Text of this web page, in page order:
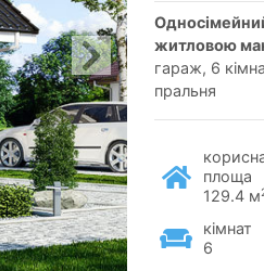
односімейний котедж одноповерховий з
житловою
гараж, 6
пральня
площа
129.4 м
кімнат
6